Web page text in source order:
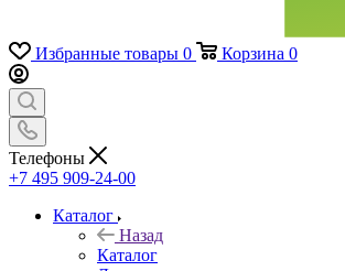
Избранные товары 0 Корзина 0
Телефоны
+7 495 909-24-00
Каталог
Назад
Каталог